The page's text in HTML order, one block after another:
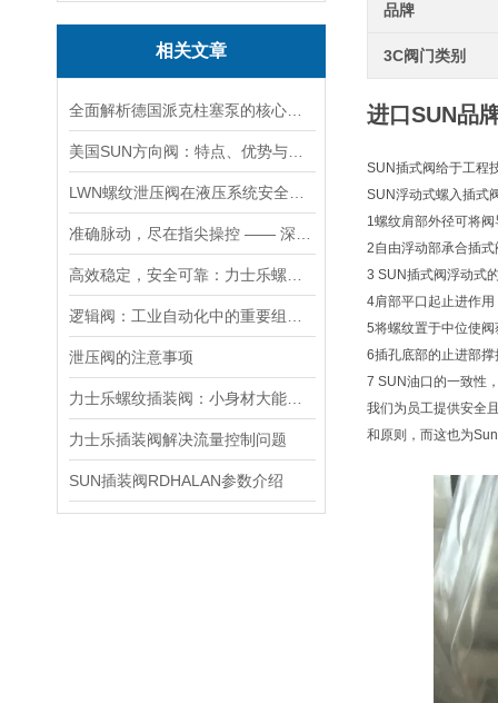
相关文章
泄压阀的注意事项
力士乐插装阀解决流量控制问题
SUN插装阀RDHALAN参数介绍
品牌
3C阀门类别
进口SUN品
SUN插式阀给于工程
SUN浮动式螺入插
1螺纹肩部外径可将
2自由浮动部承合插
3 SUN插式阀浮动式
4肩部平口起止进作
5将螺纹置于中位使
6插孔底部的止进部
7 SUN油口的一致性
我们为员工提供安全
和原则，而这也为